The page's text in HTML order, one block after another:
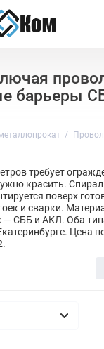
барьеры
требует
красить.
поверх
и сварки.
— СББ и АКЛ. Оба
Цена